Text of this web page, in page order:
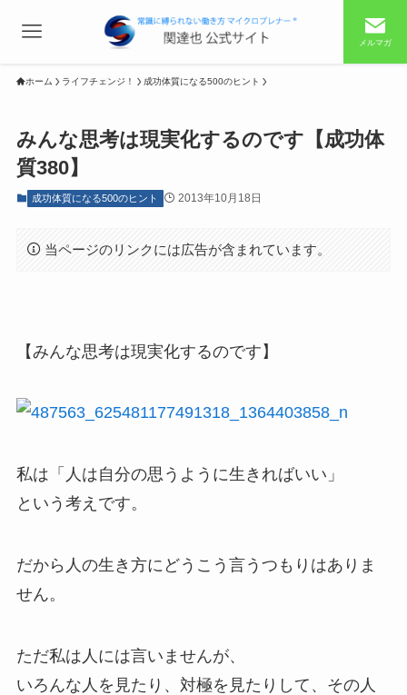
メルマガ
ホーム ライフチェンジ！ 成功体質になる500のヒント
みんな思考は現実化するのです【成功体
質380】
成功体質になる500のヒント 2013年10月18日
当ページのリンクには広告が含まれています。
【みんな思考は現実化するのです】
私は「人は自分の思うように生きればいい」
という考えです。
だから人の生き方にどうこう言うつもりはありま
せん。
ただ私は人には言いませんが、
いろんな人を見たり、対極を見たりして、その人